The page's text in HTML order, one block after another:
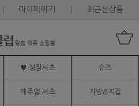
마이페이지 최근본상품
♥ 정장셔츠 슈즈
캐주얼 셔츠 가방&지갑